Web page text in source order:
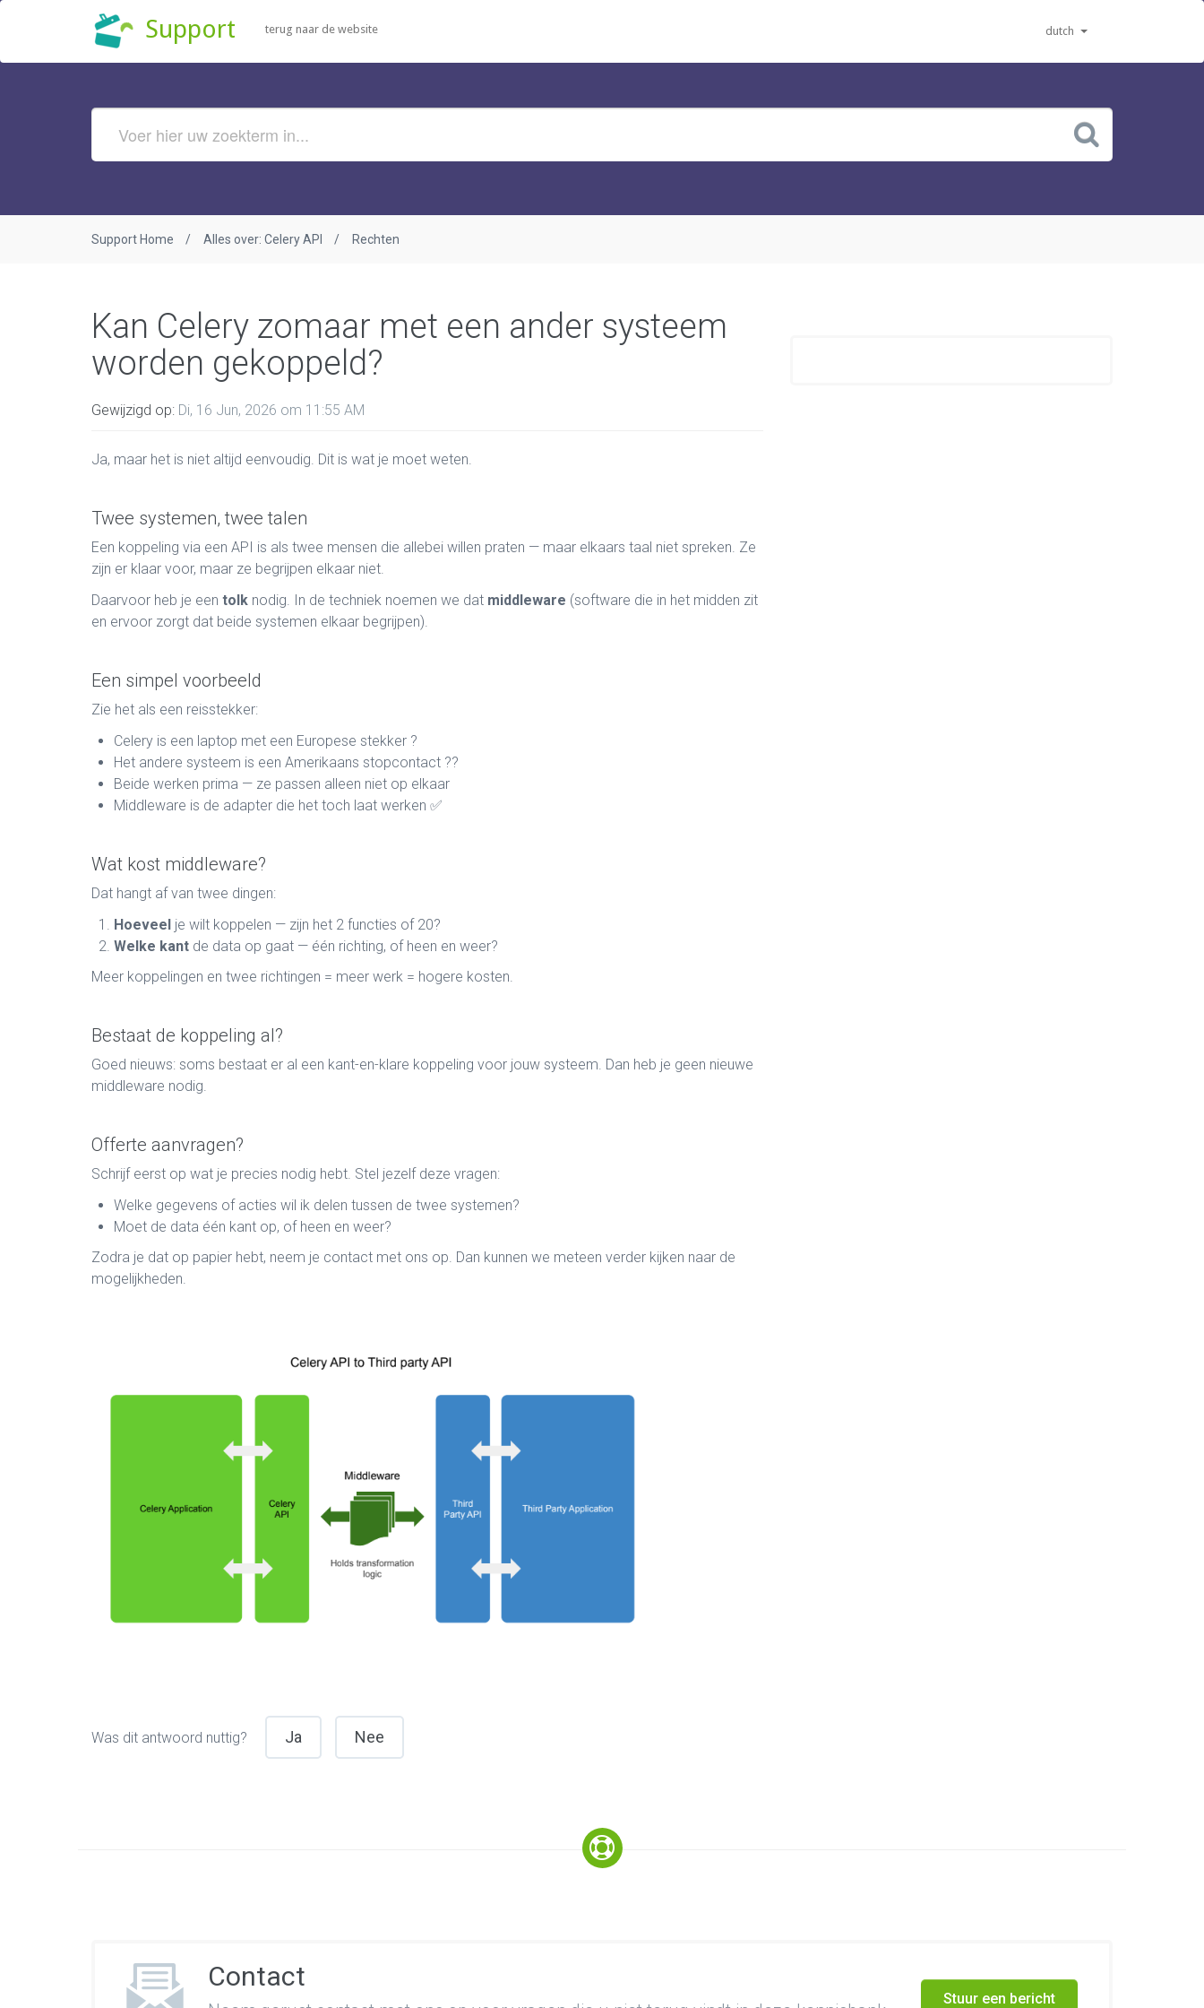
Support terug naar de website dutch
Support Home Alles over: Celery API Rechten
Kan Celery zomaar met een ander systeem
worden gekoppeld?
Gewijzigd op: Di, 16 Jun, 2026 om 11:55 AM
Ja, maar het is niet altijd eenvoudig. Dit is wat je moet weten.
Twee systemen, twee talen
Een koppeling via een API is als twee mensen die allebei willen praten — maar elkaars taal niet spreken. Ze
zijn er klaar voor, maar ze begrijpen elkaar niet.
Daarvoor heb je een tolk nodig. In de techniek noemen we dat middleware (software die in het midden zit
en ervoor zorgt dat beide systemen elkaar begrijpen).
Een simpel voorbeeld
Zie het als een reisstekker:
Celery is een laptop met een Europese stekker ?
Het andere systeem is een Amerikaans stopcontact ??
Beide werken prima — ze passen alleen niet op elkaar
Middleware is de adapter die het toch laat werken ✅
Wat kost middleware?
Dat hangt af van twee dingen:
Hoeveel je wilt koppelen — zijn het 2 functies of 20?
Welke kant de data op gaat — één richting, of heen en weer?
Meer koppelingen en twee richtingen = meer werk = hogere kosten.
Bestaat de koppeling al?
Goed nieuws: soms bestaat er al een kant-en-klare koppeling voor jouw systeem. Dan heb je geen nieuwe
middleware nodig.
Offerte aanvragen?
Schrijf eerst op wat je precies nodig hebt. Stel jezelf deze vragen:
Welke gegevens of acties wil ik delen tussen de twee systemen?
Moet de data één kant op, of heen en weer?
Zodra je dat op papier hebt, neem je contact met ons op. Dan kunnen we meteen verder kijken naar de
mogelijkheden.
Was dit antwoord nuttig? Ja Nee
Contact
Stuur een bericht